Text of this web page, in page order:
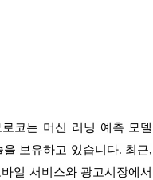
로코는 머신 러닝 예측 모델
보유하고 있습니다. 최근,
일 서비스와 광고시장에서